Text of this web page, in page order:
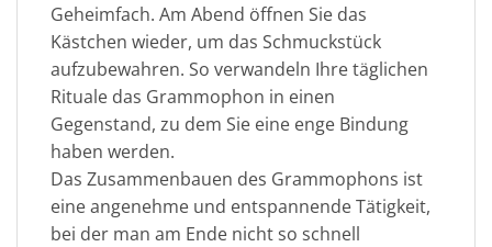
Geheimfach. Am Abend öffnen Sie das
Kästchen wieder, um das Schmuckstück
aufzubewahren. So verwandeln Ihre täglichen
Rituale das Grammophon in einen
Gegenstand, zu dem Sie eine enge Bindung
haben werden.
Das Zusammenbauen des Grammophons ist
eine angenehme und entspannende Tätigkeit,
bei der man am Ende nicht so schnell